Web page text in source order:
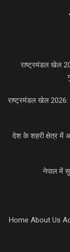
राष्ट्रमंडल खेल
राष्ट्रमंडल खेल 2026:
देश के शहरी क्षेत्र में
नेपाल में
Home About Us